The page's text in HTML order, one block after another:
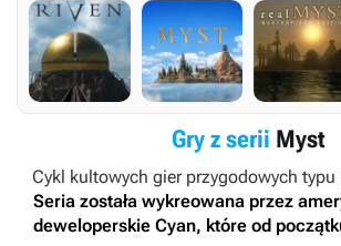
Gry z serii Myst
Cykl kultowych gier przygodowych
Seria została wykreowana przez
deweloperskie Cyan, które od